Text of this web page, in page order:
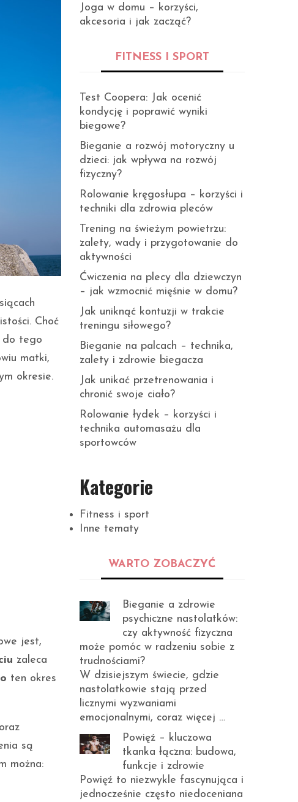
Choć
do tego
matki,
okresie.
jest,
zaleca
ten okres
oraz
są
można:
Joga w domu – korzyści,
akcesoria i jak zacząć?
FITNESS I SPORT
Test Coopera: Jak ocenić
kondycję i poprawić wyniki
biegowe?
Bieganie a rozwój motoryczny u
dzieci: jak wpływa na rozwój
fizyczny?
Rolowanie kręgosłupa – korzyści i
techniki dla zdrowia pleców
Trening na świeżym powietrzu:
zalety, wady i przygotowanie do
aktywności
Ćwiczenia na plecy dla dziewczyn
– jak wzmocnić mięśnie w domu?
Jak uniknąć kontuzji w trakcie
treningu siłowego?
Bieganie na palcach – technika,
zalety i zdrowie biegacza
Jak unikać przetrenowania i
chronić swoje ciało?
Rolowanie łydek – korzyści i
technika automasażu dla
sportowców
Kategorie
Fitness i sport
Inne tematy
WARTO ZOBACZYĆ
Bieganie a zdrowie
psychiczne nastolatków:
czy aktywność fizyczna
może pomóc w radzeniu sobie z
trudnościami?
W dzisiejszym świecie, gdzie
nastolatkowie stają przed
licznymi wyzwaniami
emocjonalnymi, coraz więcej …
Powięź – kluczowa
tkanka łączna: budowa,
funkcje i zdrowie
Powięź to niezwykle fascynująca i
jednocześnie często niedoceniana